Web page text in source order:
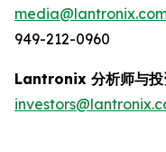
949-212-0960
Lantronix 分析师与投